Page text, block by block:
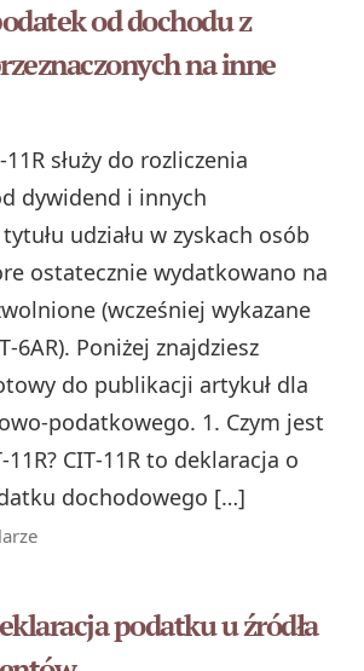
od dochodu z
na inne
służy do rozliczenia
dywidend i innych
udziału w zyskach osób
ostatecznie wydatkowano na
(wcześniej wykazane
Poniżej znajdziesz
do publikacji artykuł dla
1. Czym jest
CIT‑11R to deklaracja o
dochodowego […]
podatku u źródła